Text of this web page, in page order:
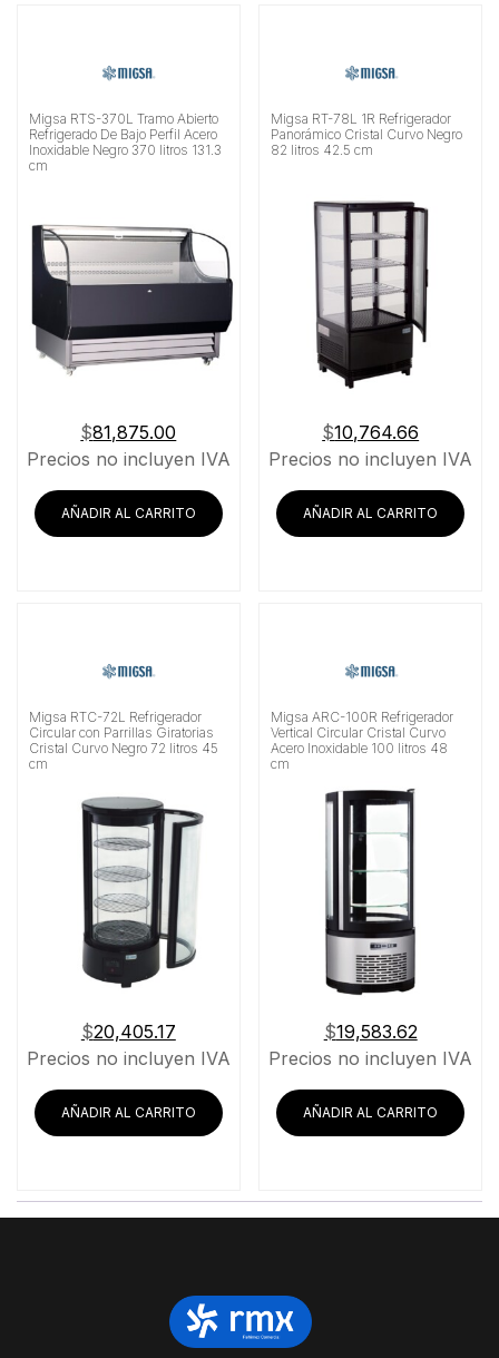
Migsa RTS-370L Tramo Abierto
Refrigerado De Bajo Perfil Acero
Inoxidable Negro 370 litros 131.3
cm
$81,875.00
Precios no incluyen IVA
AÑADIR AL CARRITO
Migsa RT-78L 1R Refrigerador
Panorámico Cristal Curvo Negro
82 litros 42.5 cm
$10,764.66
Precios no incluyen IVA
AÑADIR AL CARRITO
Migsa RTC-72L Refrigerador
Circular con Parrillas Giratorias
Cristal Curvo Negro 72 litros 45
cm
$20,405.17
Precios no incluyen IVA
AÑADIR AL CARRITO
Migsa ARC-100R Refrigerador
Vertical Circular Cristal Curvo
Acero Inoxidable 100 litros 48
cm
$19,583.62
Precios no incluyen IVA
AÑADIR AL CARRITO